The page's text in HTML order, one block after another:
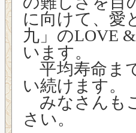
に向けて、愛
九」のLOVE
います。
平均寿命ま
い続けます。
みなさんも
さい。